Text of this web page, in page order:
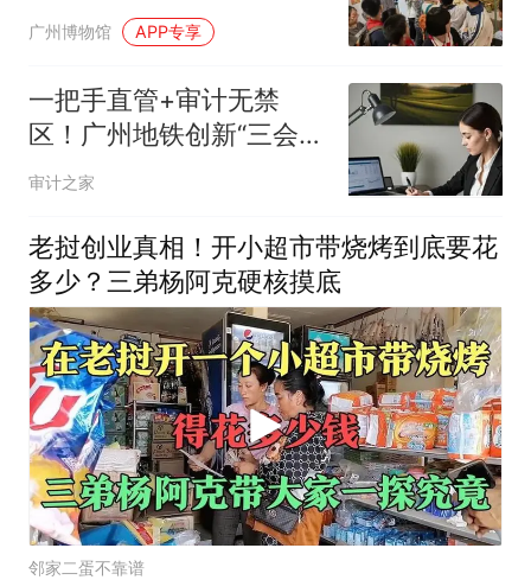
生文物故事作文比赛参赛
证书领取、晋级研学报名
广州博物馆 APP专享
一把手直管+审计无禁
区！广州地铁创新“三会制
度”夯实整改闭环，审计价
审计之家
老挝创业真相！开小超市带烧烤到底要花
多少？三弟杨阿克硬核摸底
邻家二蛋不靠谱